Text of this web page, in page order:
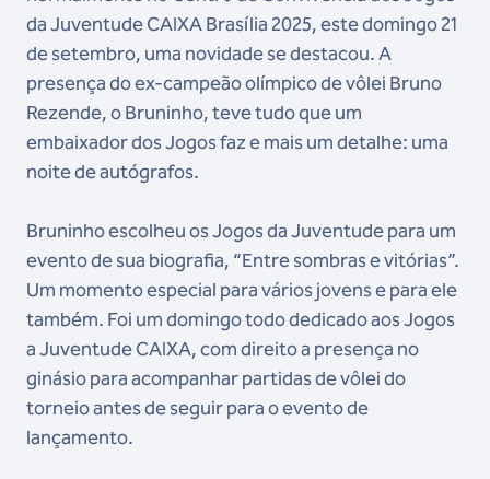
da Juventude CAIXA Brasília 2025, este domingo 21
de setembro, uma novidade se destacou. A
presença do ex-campeão olímpico de vôlei Bruno
Rezende, o Bruninho, teve tudo que um
embaixador dos Jogos faz e mais um detalhe: uma
noite de autógrafos.
Bruninho escolheu os Jogos da Juventude para um
evento de sua biografia, “Entre sombras e vitórias”.
Um momento especial para vários jovens e para ele
também. Foi um domingo todo dedicado aos Jogos
a Juventude CAIXA, com direito a presença no
ginásio para acompanhar partidas de vôlei do
torneio antes de seguir para o evento de
lançamento.